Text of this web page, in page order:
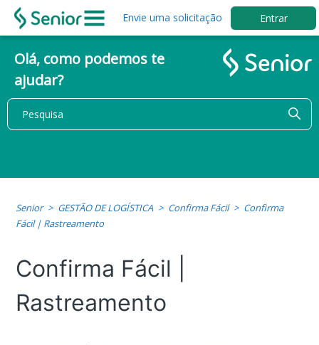
Envie uma solicitação Entrar
Olá, como podemos te
ajudar?
Senior GESTÃO DE LOGÍSTICA Confirma Fácil
Confirma
Fácil | Rastreamento
Confirma Fácil |
Rastreamento